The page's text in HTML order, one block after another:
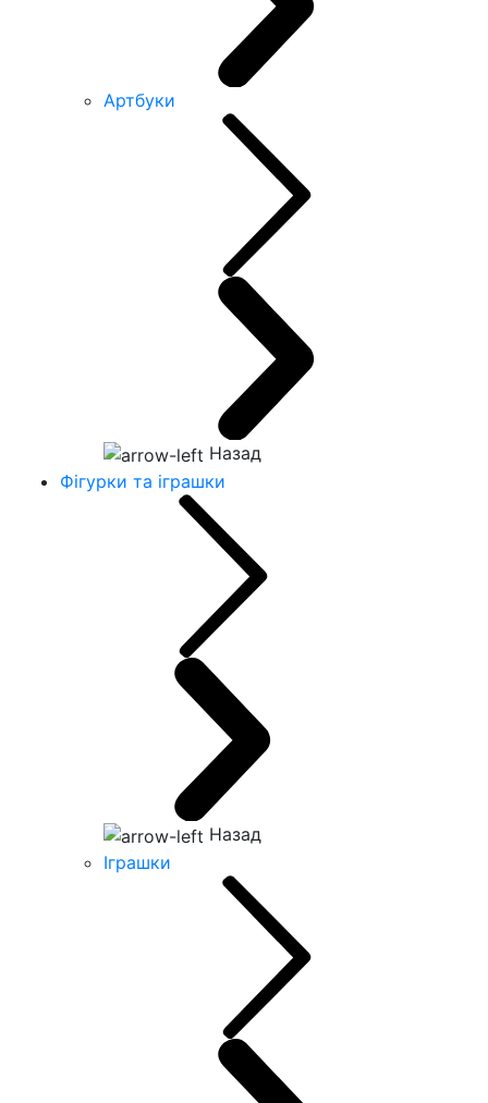
Артбуки
Назад
Фігурки та іграшки
Назад
Іграшки